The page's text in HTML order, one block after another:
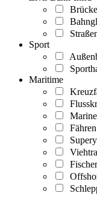
Sport
Maritime
Marine
Fähren